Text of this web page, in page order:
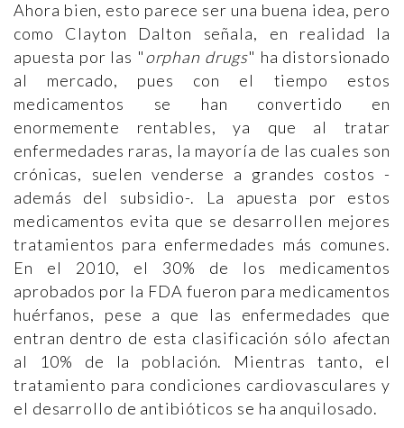
Ahora bien, esto parece ser una buena idea, pero
como Clayton Dalton señala, en realidad la
apuesta por las "orphan drugs" ha distorsionado
al mercado, pues con el tiempo estos
medicamentos se han convertido en
enormemente rentables, ya que al tratar
enfermedades raras, la mayoría de las cuales son
crónicas, suelen venderse a grandes costos -
además del subsidio-. La apuesta por estos
medicamentos evita que se desarrollen mejores
tratamientos para enfermedades más comunes.
En el 2010, el 30% de los medicamentos
aprobados por la FDA fueron para medicamentos
huérfanos, pese a que las enfermedades que
entran dentro de esta clasificación sólo afectan
al 10% de la población. Mientras tanto, el
tratamiento para condiciones cardiovasculares y
el desarrollo de antibióticos se ha anquilosado.